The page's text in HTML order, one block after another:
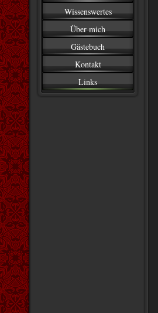
Wissenswertes
Über mich
Gästebuch
Kontakt
Links